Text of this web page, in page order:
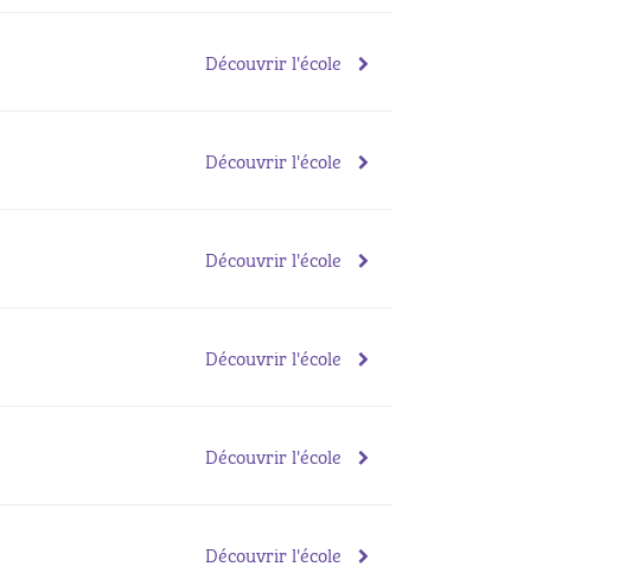
Découvrir l'école
Découvrir l'école
Découvrir l'école
Découvrir l'école
Découvrir l'école
Découvrir l'école